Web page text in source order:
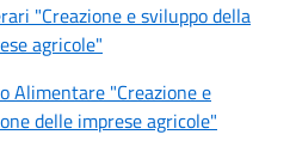
"Creazione e sviluppo della
agricole"
Alimentare "Creazione e
delle imprese agricole"